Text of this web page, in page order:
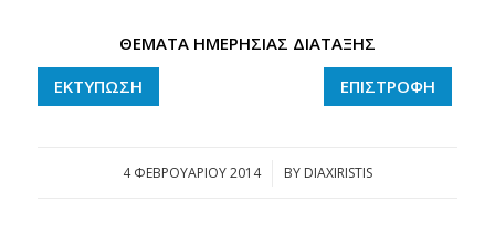
ΘΕΜΑΤΑ ΗΜΕΡΗΣΙΑΣ ΔΙΑΤΑΞΗΣ
ΕΚΤΥΠΩΣΗ
ΕΠΙΣΤΡΟΦΗ
4 ΦΕΒΡΟΥΑΡΊΟΥ 2014
/ BY DIAXIRISTIS